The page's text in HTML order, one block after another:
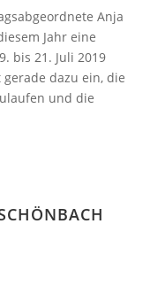
Anja
Jahr eine
bis 21. Juli 2019
dazu ein, die
und die